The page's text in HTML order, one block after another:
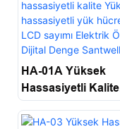
HA-01A Yüksek
Hassasiyetli Kalite
Yük Hücresi LCD